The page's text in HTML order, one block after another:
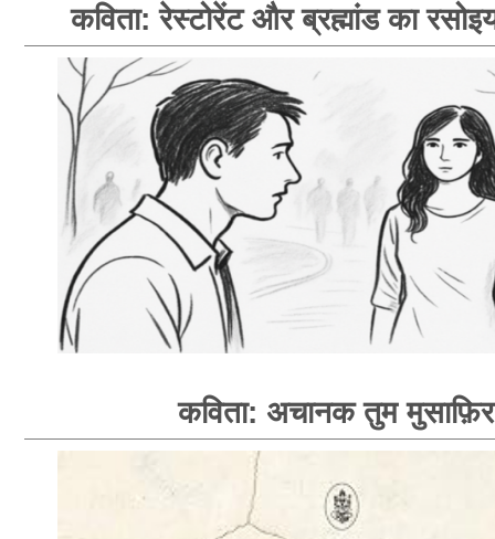
कविता: रेस्टोरेंट और ब्रह्मांड का
कविता: अचानक तुम मुसाफ़िर